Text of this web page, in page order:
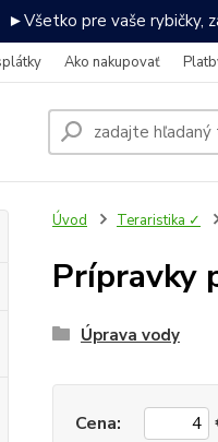
►Všetko pre vaše rybičky,
Ako nakupovať
Úvod Teraristika ✓
Prípravky
Úprava vody
Cena: